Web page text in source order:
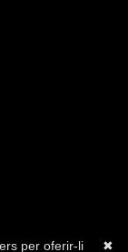
✖
per oferir-li